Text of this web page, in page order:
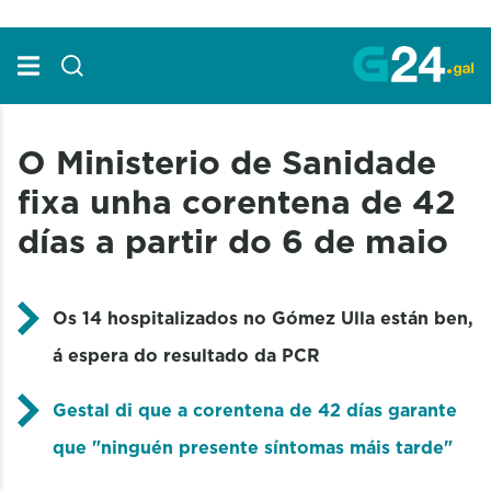
O Ministerio de Sanidade
fixa unha corentena de 42
días a partir do 6 de maio
Os 14 hospitalizados no Gómez Ulla están ben,
á espera do resultado da PCR
Gestal di que a corentena de 42 días garante
que "ninguén presente síntomas máis tarde"